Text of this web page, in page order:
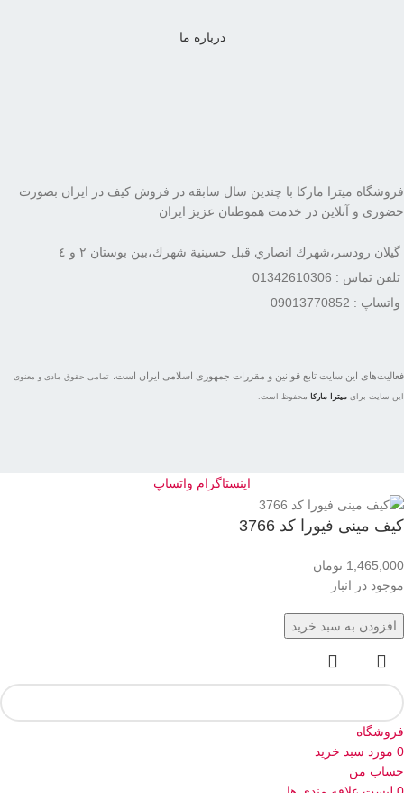
درباره ما
فروشگاه میترا مارکا با چندین سال سابقه در فروش کیف در ایران بصورت
حضوری و آنلاین در خدمت هموطنان عزیز ایران
گيلان رودسر،شهرك انصاري قبل حسينية شهرك،بين بوستان ٢ و ٤
تلفن تماس : 01342610306
واتساپ : 09013770852
فعاليت‌های اين سايت تابع قوانين و مقررات جمهوری اسلامی ايران است. تمامی حقوق مادی و معنوی
این سایت برای میترا مارکا محفوظ است.
اینستاگرام واتساپ
کیف مینی فیورا کد 3766
1,465,000 تومان
موجود در انبار
افزودن به سبد خرید
فروشگاه
0 مورد سبد خرید
حساب من